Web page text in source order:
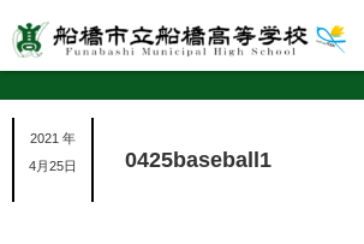
2021 年
4月25日
0425baseball1